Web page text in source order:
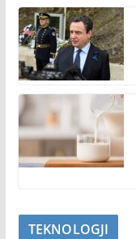
TEKNOLOGJI